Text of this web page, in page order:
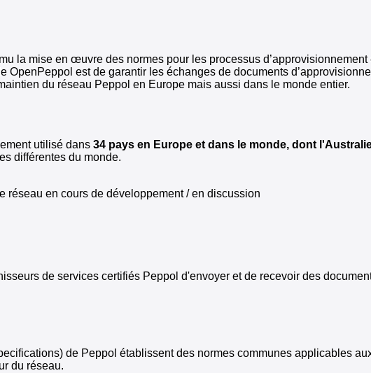
la mise en œuvre des normes pour les processus
est de garantir les échanges de documents
du réseau Peppol en Europe mais aussi dans le monde entier.
utilisé dans 34 pays en Europe et dans le monde, dont
différentes du monde.
réseau en cours de développement / en discussion
de services certifiés Peppol d'envoyer et de recevoir des
de Peppol établissent des normes communes applicables
du réseau.